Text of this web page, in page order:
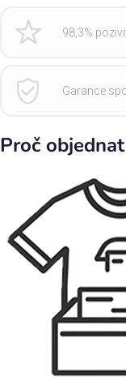
98,3%
Garance
Proč